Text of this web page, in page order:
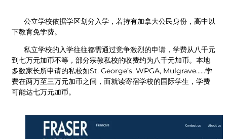
公立学校依据学区划分入学，若持有加拿大公民身份，高中以
下教育免学费。
私立学校的入学往往都需通过竞争激烈的申请，学费从八千元
到七万元加币不等，部分宗教私校的收费约为八千元加币。本地
多数家长所申请的私校如St. George’s, WPGA, Mulgrave……学
费在两万至三万元加币之间，而就读寄宿学校的国际学生，学费
可能达七万元加币。